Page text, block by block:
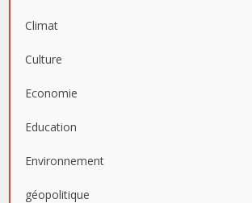
Climat
Culture
Economie
Education
Environnement
géopolitique